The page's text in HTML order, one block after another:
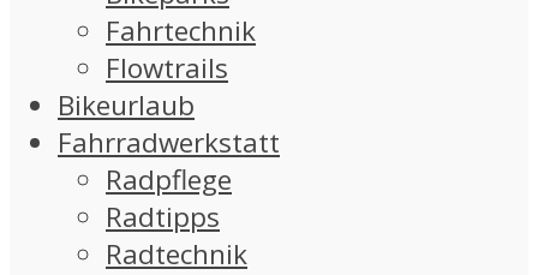
Fahrtechnik
Flowtrails
Bikeurlaub
Fahrradwerkstatt
Radpflege
Radtipps
Radtechnik